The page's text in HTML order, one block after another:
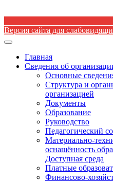
Версия сайта для
Toggle
navigationГлавная
Сведения об
Основные
Структура и
организацией
Документы
Образование
Руководство
Педагогический
Материально-
оснащённость
Доступная среда
Платные
Финансово-